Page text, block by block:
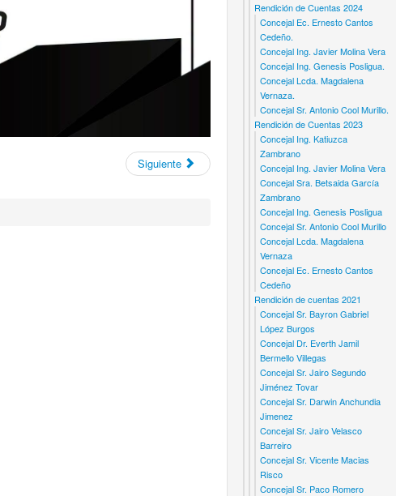
Siguiente
Rendición de Cuentas 2024
Concejal Ec. Ernesto Cantos
Cedeño.
Concejal Ing. Javier Molina Vera
Concejal Ing. Genesis Posligua.
Concejal Lcda. Magdalena
Vernaza.
Concejal Sr. Antonio Cool Murillo.
Rendición de Cuentas 2023
Concejal Ing. Katiuzca
Zambrano
Concejal Ing. Javier Molina Vera
Concejal Sra. Betsaida García
Zambrano
Concejal Ing. Genesis Posligua
Concejal Sr. Antonio Cool Murillo
Concejal Lcda. Magdalena
Vernaza
Concejal Ec. Ernesto Cantos
Cedeño
Rendición de cuentas 2021
Concejal Sr. Bayron Gabriel
López Burgos
Concejal Dr. Everth Jamil
Bermello Villegas
Concejal Sr. Jairo Segundo
Jiménez Tovar
Concejal Sr. Darwin Anchundia
Jimenez
Concejal Sr. Jairo Velasco
Barreiro
Concejal Sr. Vicente Macias
Risco
Concejal Sr. Paco Romero